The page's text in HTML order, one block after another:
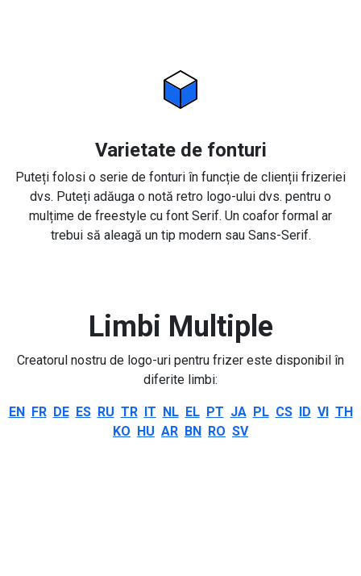
Varietate de fonturi
Puteți folosi o serie de fonturi în funcție de clienții frizeriei
dvs. Puteți adăuga o notă retro logo-ului dvs. pentru o
mulțime de freestyle cu font Serif. Un coafor formal ar
trebui să aleagă un tip modern sau Sans-Serif.
Limbi Multiple
Creatorul nostru de logo-uri pentru frizer este disponibil în
diferite limbi:
EN FR DE ES RU TR IT NL EL PT JA PL CS ID VI TH
KO HU AR BN RO SV